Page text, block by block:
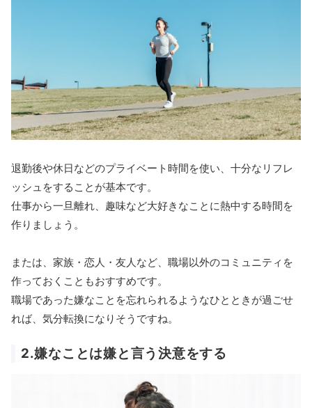
退勤後や休日などのプライベート時間を使い、十分なリフレ
ッシュをすることが基本です。
仕事から一旦離れ、趣味など大好きなことに熱中する時間を
作りましょう。
または、家族・恋人・友人など、職場以外のコミュニティを
作っておくこともおすすめです。
職場であった嫌なことを忘れられるようなひとときが過ごせ
れば、気分転換になりそうですね。
2.嫌なことは嫌と言う決意をする